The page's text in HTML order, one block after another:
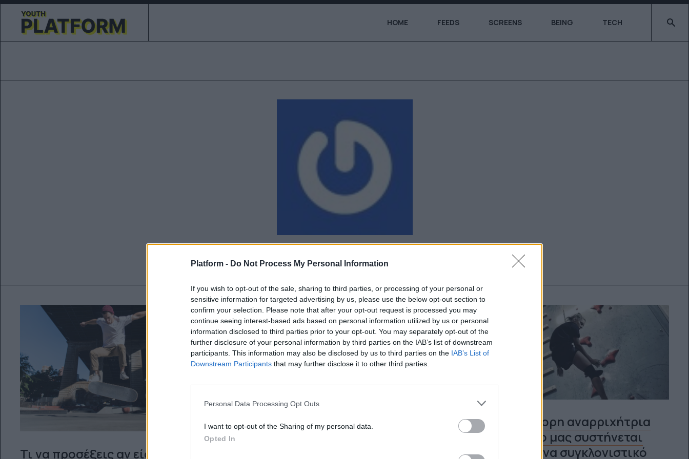
Platform - Do Not Process My Personal Information
If you wish to opt-out of the sale, sharing to third parties, or processing of your personal or
sensitive information for targeted advertising by us, please use the below opt-out section to
confirm your selection. Please note that after your opt-out request is processed you may
continue seeing interest-based ads based on personal information utilized by us or personal
information disclosed to third parties prior to your opt-out. You may separately opt-out of the
further disclosure of your personal information by third parties on the IAB’s list of downstream
participants. This information may also be disclosed by us to third parties on the IAB’s List of
Downstream Participants that may further disclose it to other third parties.
Personal Data Processing Opt Outs
I want to opt-out of the Sharing of my personal data.
Opted In
HOME FEEDS SCREENS BEING TECH Type
Τι να προσέξεις αν είσαι
Η πιο γρήγορη αναρριχήτρια
στον κόσμο μας συστήνεται
μέσα από ένα συγκλονιστικό